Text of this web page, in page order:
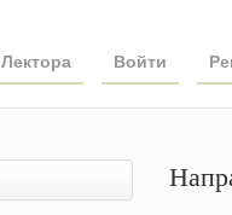
Лектора Войти